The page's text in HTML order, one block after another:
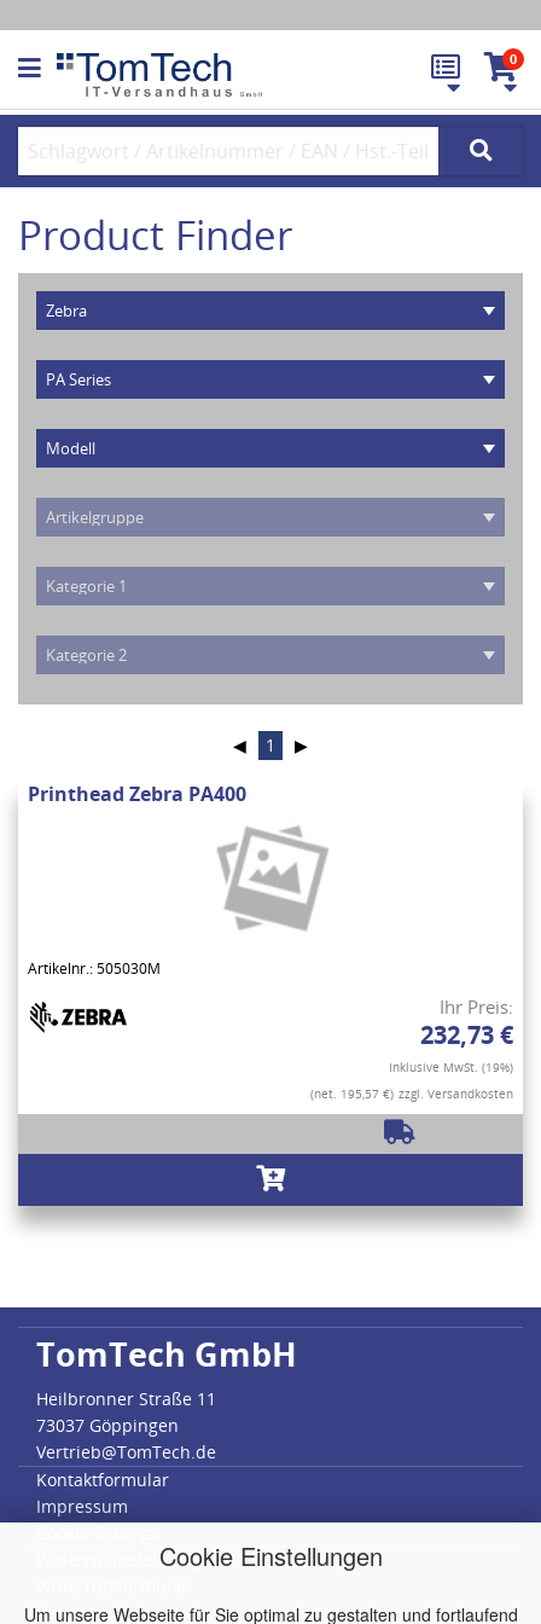
Cookie Einstellungen
Um unsere Webseite für Sie optimal zu gestalten und fortlaufend
0
Product Finder
◀ 1 ▶
Printhead Zebra PA400
Artikelnr.: 505030M
Ihr Preis:
232,73 €
Inklusive MwSt. (19%)
(net. 195,57 €) zzgl. Versandkosten
TomTech GmbH
Heilbronner Straße 11
73037 Göppingen
Vertrieb@TomTech.de
Kontaktformular
Impressum
Widerrufsbelehrung
Datenschutz